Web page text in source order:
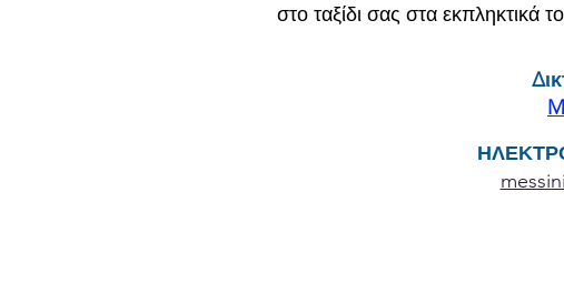
στο ταξίδι σας στα εκπληκτικά